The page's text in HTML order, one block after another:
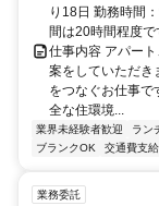
り18日 勤務時間
間は20時間程度で
仕事内容 アパー
案をしていただき
をつなぐお仕事で
全な住環境...
業界未経験者歓迎 ラン
ブランクOK
交通費支給
業務委託